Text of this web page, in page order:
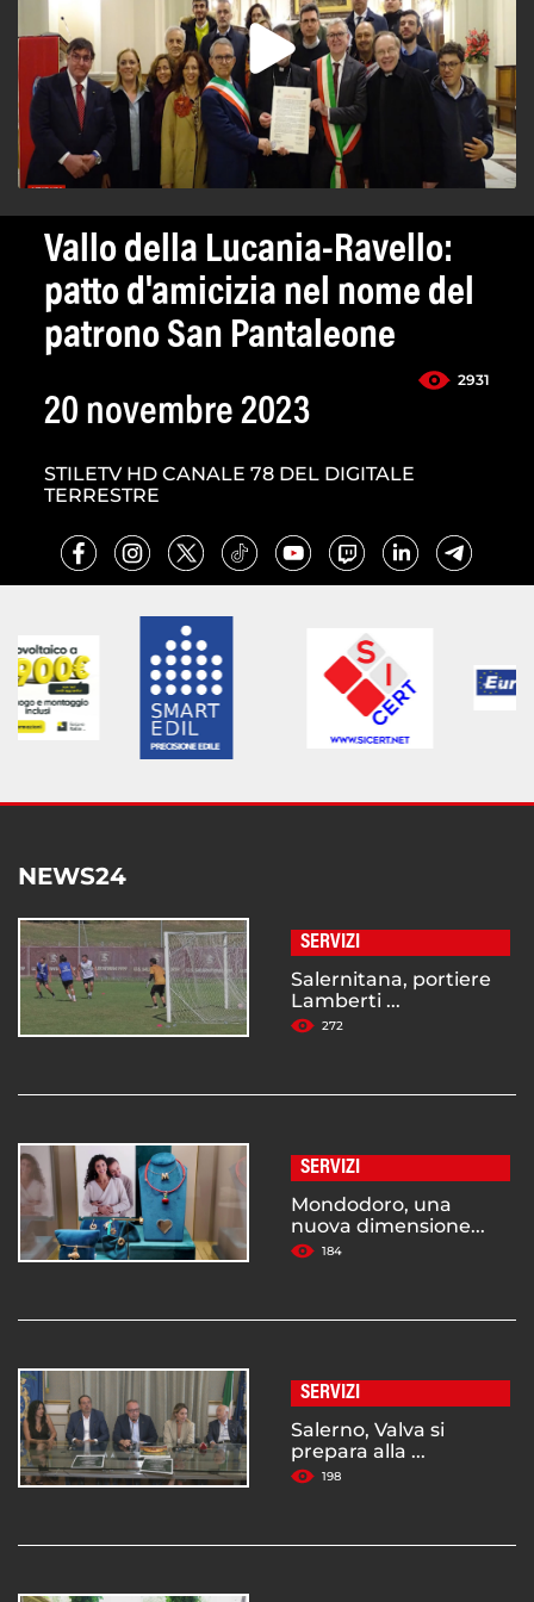
Vallo della Lucania-Ravello:
patto d'amicizia nel nome del
patrono San Pantaleone
2931
20 novembre 2023
STILETV HD CANALE 78 DEL DIGITALE
TERRESTRE
NEWS24
SERVIZI
Salernitana, portiere
Lamberti ...
272
SERVIZI
Mondodoro, una
nuova dimensione...
184
SERVIZI
Salerno, Valva si
prepara alla ...
198